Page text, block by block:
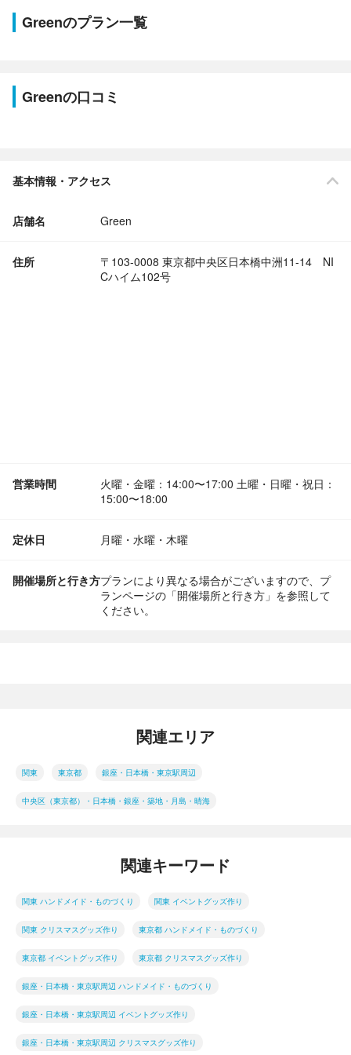
Greenのプラン一覧
Greenの口コミ
基本情報・アクセス
店舗名 Green
住所
〒103-0008 東京都中央区日本橋中洲11-14 NI
Cハイム102号
営業時間
火曜・金曜：14:00〜17:00 土曜・日曜・祝日：
15:00〜18:00
定休日 月曜・水曜・木曜
開催場所と行き方プランにより異なる場合がございますので、プ
ランページの「開催場所と行き方」を参照して
ください。
関連エリア
関東 東京都 銀座・日本橋・東京駅周辺
中央区（東京都）・日本橋・銀座・築地・月島・晴海
関連キーワード
関東 ハンドメイド・ものづくり 関東 イベントグッズ作り
関東 クリスマスグッズ作り 東京都 ハンドメイド・ものづくり
東京都 イベントグッズ作り 東京都 クリスマスグッズ作り
銀座・日本橋・東京駅周辺 ハンドメイド・ものづくり
銀座・日本橋・東京駅周辺 イベントグッズ作り
銀座・日本橋・東京駅周辺 クリスマスグッズ作り